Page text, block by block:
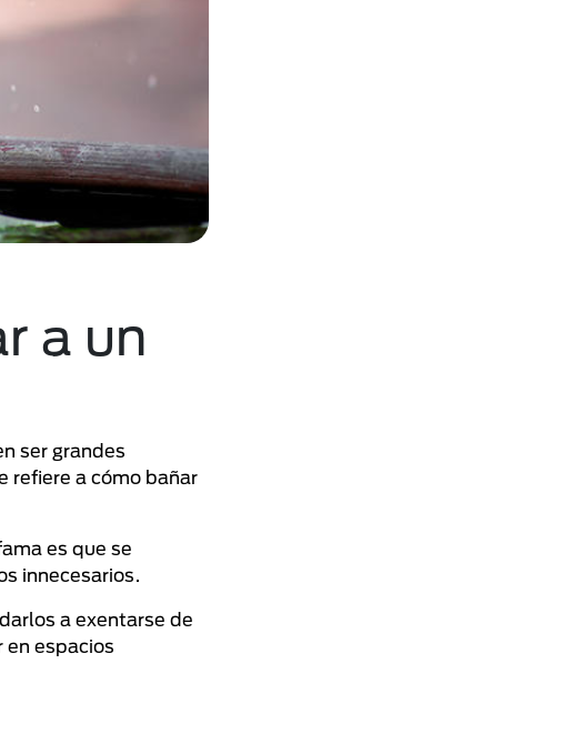
a un
ser grandes
refiere a cómo bañar
es que se
innecesarios.
a exentarse de
en espacios